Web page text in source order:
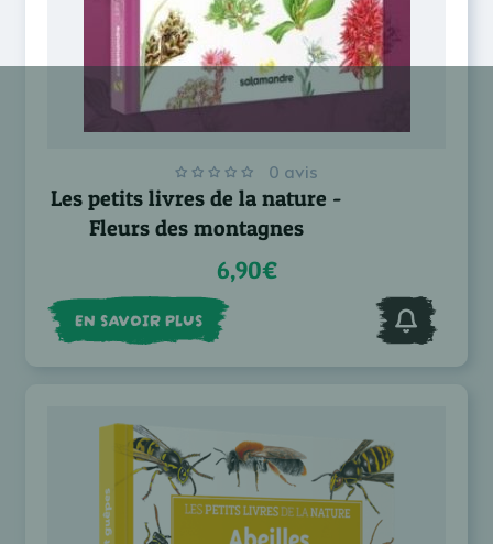
0 avis
Les petits livres de la nature -
Fleurs des montagnes
6,90€
EN SAVOIR PLUS